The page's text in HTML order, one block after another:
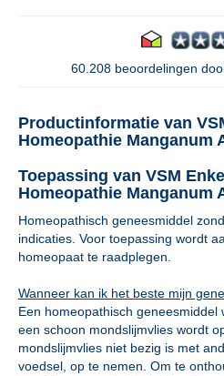
60.208 beoordelingen
Productinformatie van
Homeopathie Manganum
Toepassing van VSM
Homeopathie Manganum
Homeopathisch geneesmiddel
indicaties. Voor toepassing wordt
homeopaat te raadplegen.
Wanneer kan ik het beste mijn
Een homeopathisch
een schoon mondslijmvlies wordt
mondslijmvlies niet bezig is met
voedsel, op te nemen. Om te